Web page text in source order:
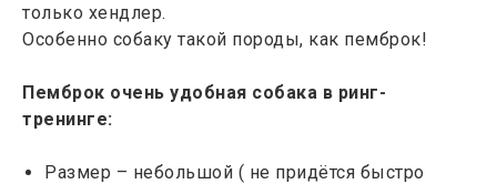
только хендлер.
Особенно собаку такой породы, как пемброк!
Пемброк очень удобная собака в ринг-
тренинге:
Размер – небольшой ( не придётся быстро